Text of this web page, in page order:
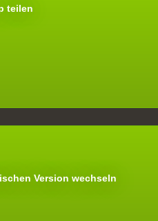
teilen
Version wechseln